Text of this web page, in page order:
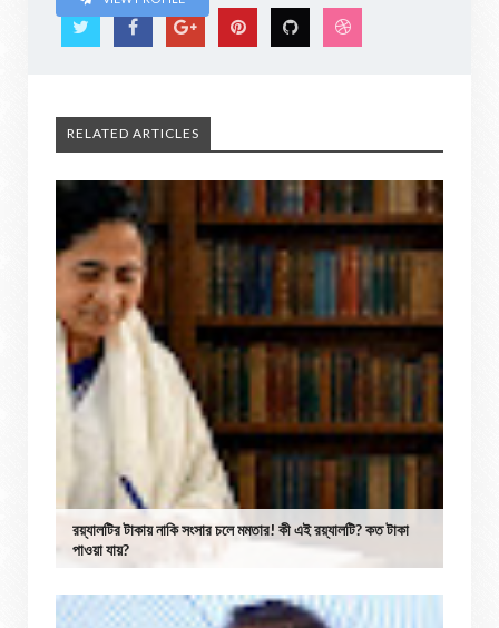
RELATED ARTICLES
রয়্যালটির টাকায় নাকি সংসার চলে মমতার! কী এই রয়্যালটি? কত টাকা
পাওয়া যায়?